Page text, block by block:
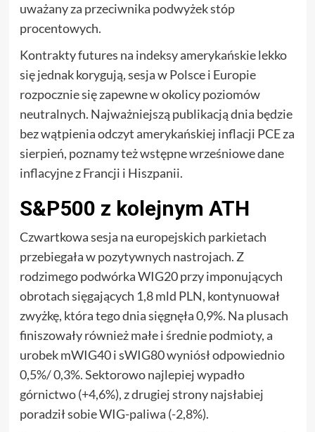
uważany za przeciwnika podwyżek stóp
procentowych.
Kontrakty futures na indeksy amerykańskie lekko
się jednak korygują, sesja w Polsce i Europie
rozpocznie się zapewne w okolicy poziomów
neutralnych. Najważniejszą publikacją dnia będzie
bez wątpienia odczyt amerykańskiej inflacji PCE za
sierpień, poznamy też wstępne wrześniowe dane
inflacyjne z Francji i Hiszpanii.
S&P500 z kolejnym ATH
Czwartkowa sesja na europejskich parkietach
przebiegała w pozytywnych nastrojach. Z
rodzimego podwórka WIG20 przy imponujących
obrotach sięgających 1,8 mld PLN, kontynuował
zwyżkę, która tego dnia sięgnęła 0,9%. Na plusach
finiszowały również małe i średnie podmioty, a
urobek mWIG40 i sWIG80 wyniósł odpowiednio
0,5%/ 0,3%. Sektorowo najlepiej wypadło
górnictwo (+4,6%), z drugiej strony najsłabiej
poradził sobie WIG-paliwa (-2,8%).